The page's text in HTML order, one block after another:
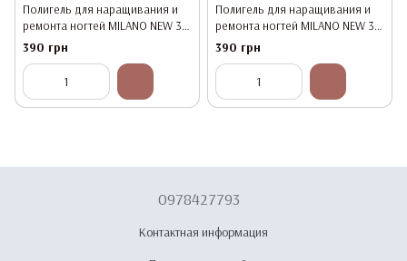
Полигель для наращивания и
ремонта ногтей MILANO NEW 30
PolyGel N-33, 30 мл
390 грн
Полигель для наращивания и
ремонта ногтей MILANO NEW 30
PolyGel N-34, 30 мл
390 грн
0978427793
Контактная информация